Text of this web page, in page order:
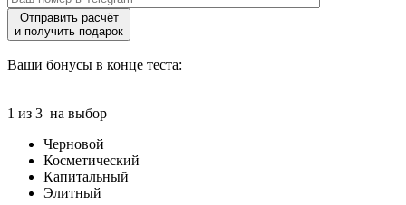
Отправить расчёт
и получить подарок
Ваши бонусы в конце теста:
1 из 3 на выбор
Черновой
Косметический
Капитальный
Элитный